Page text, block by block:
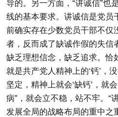
导的。另一方面，“讲诚信”也
线的基本要求。讲诚信是党员
前确实存在少数党员干部不仅
者，反而成了缺诚作假的失信
缺乏理想信念，缺乏追求。恰
就是共产党人精神上的‘钙’，
坚定，精神上就会‘缺钙’，就
病”，就会立不稳，站不牢。“
发展全局的战略布局的重中之